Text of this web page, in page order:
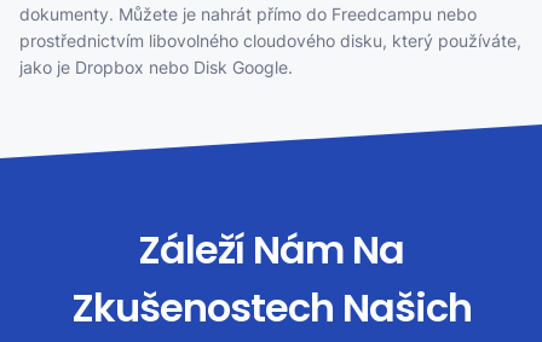
dokumenty. Můžete je nahrát přímo do Freedcampu nebo
prostřednictvím libovolného cloudového disku, který používáte,
jako je Dropbox nebo Disk Google.
Záleží Nám Na
Zkušenostech Našich